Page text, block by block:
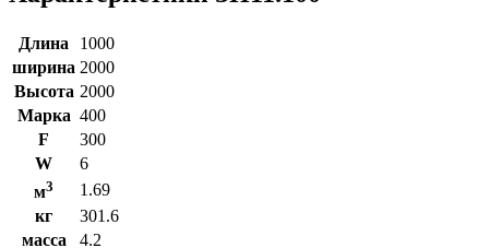
Длина
1000
ширина 2000
Высота 2000
Марка 400
F
300
W
6
м3
1.69
кг
301.6
масса
4.2